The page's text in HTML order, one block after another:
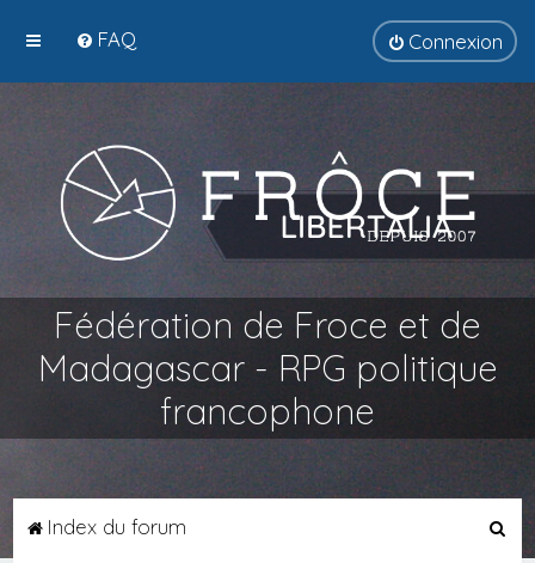
FAQ Connexion
Fédération de Froce et de
Madagascar - RPG politique
francophone
Index du forum